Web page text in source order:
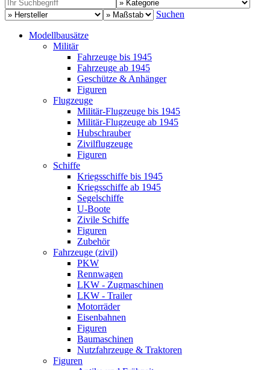
Suchen
Modellbausätze
Militär
Fahrzeuge bis 1945
Fahrzeuge ab 1945
Geschütze & Anhänger
Figuren
Flugzeuge
Militär-Flugzeuge bis 1945
Militär-Flugzeuge ab 1945
Hubschrauber
Zivilflugzeuge
Figuren
Schiffe
Kriegsschiffe bis 1945
Kriegsschiffe ab 1945
Segelschiffe
U-Boote
Zivile Schiffe
Figuren
Zubehör
Fahrzeuge (zivil)
PKW
Rennwagen
LKW - Zugmaschinen
LKW - Trailer
Motorräder
Eisenbahnen
Figuren
Baumaschinen
Nutzfahrzeuge & Traktoren
Figuren